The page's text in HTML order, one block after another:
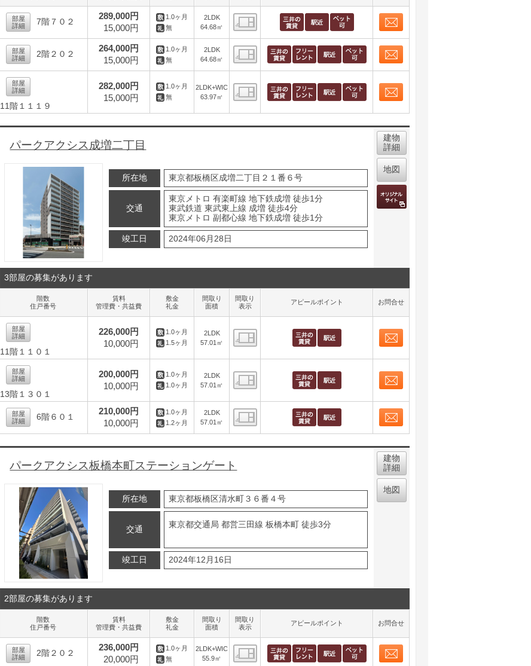
部屋
詳細
7階７０２
289,000円
15,000円
1.0ヶ月
無
2LDK
64.68㎡
間取り表示
部屋
詳細
2階２０２
264,000円
15,000円
1.0ヶ月
無
2LDK
64.68㎡
間取り表示
部屋
詳細
11階１１１９
282,000円
15,000円
1.0ヶ月
無
2LDK+WIC
63.97㎡
パークアクシス成増二丁目
所在地 東京都板橋区成増二丁目２１番６号
交通
東京メトロ 有楽町線 地下鉄成増 徒歩1分
東武鉄道 東武東上線 成増 徒歩4分
東京メトロ 副都心線 地下鉄成増 徒歩1分
竣工日 2024年06月28日
建物
詳細
地図
3部屋の募集があります
階数
住戸番号
賃料
管理費・共益費
敷金
礼金
間取り
面積
間取り
表示
アピールポイント お問合せ
部屋
詳細
11階１１０１
226,000円
10,000円
1.0ヶ月
1.5ヶ月
2LDK
57.01㎡
部屋
詳細
13階１３０１
200,000円
10,000円
1.0ヶ月
1.0ヶ月
2LDK
57.01㎡
部屋
詳細
6階６０１
210,000円
10,000円
1.0ヶ月
1.2ヶ月
2LDK
57.01㎡
間取り表示
パークアクシス板橋本町ステーションゲート
所在地 東京都板橋区清水町３６番４号
交通
東京都交通局 都営三田線 板橋本町 徒歩3分
竣工日 2024年12月16日
建物
詳細
地図
2部屋の募集があります
階数
住戸番号
賃料
管理費・共益費
敷金
礼金
間取り
面積
間取り
表示
アピールポイント お問合せ
部屋
詳細
2階２０２
236,000円
20,000円
1.0ヶ月
無
2LDK+WIC
55.9㎡